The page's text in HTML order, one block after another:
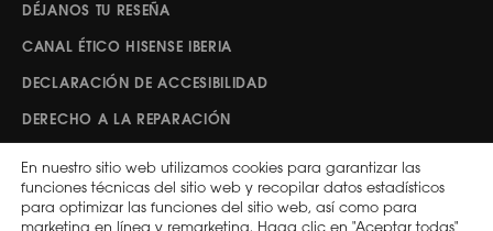
DÉJANOS TU RESEÑA
CANAL ÉTICO HISENSE IBERIA
DECLARACIÓN DE ACCESIBILIDAD
DERECHO A LA REPARACIÓN
Síguenos
En nuestro sitio web utilizamos cookies para garantizar las
funciones técnicas del sitio web y recopilar datos estadísticos
para optimizar las funciones del sitio web, así como para